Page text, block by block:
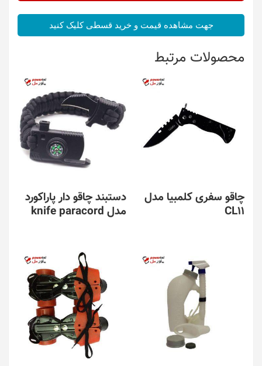
جهت مشاهده قیمت و خرید قسطی کلیک کنید
محصولات مرتبط
چاقو سفری کلمبیا مدل
CL11
دستبند چاقو دار پاراکورد
مدل knife paracord